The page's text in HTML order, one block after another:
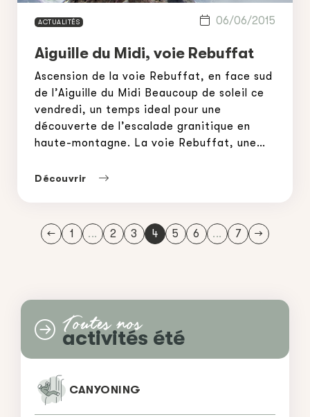
ACTUALITÉS
Aiguille du Midi, voie Rebuffat
Ascension de la voie Rebuffat, en face sud
de l’Aiguille du Midi Beaucoup de soleil ce
vendredi, un temps ideal pour une
découverte de l’escalade granitique en
haute-montagne. La voie Rebuffat, une
itinéraire logique qui suit de belles fissures
Découvrir
06/06/2015
← 1 ... 2 3 4 5 6 ... 7 →
Toutes nos
activités été
CANYONING